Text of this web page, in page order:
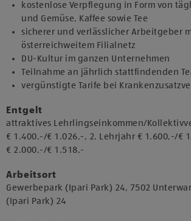
kostenlose Verpflegung in Form von
und Gemüse, Kaffee sowie Tee
sicherer und verlässlicher Arbeitgeber
österreichweitem Filialnetz
DU-Kultur im ganzen Unternehmen
Teilnahme an jährlich stattfindenden
vergünstigte Tarife bei
Entgelt
attraktives Lehrlingseinkommen/
€ 1.400,-/€ 1.026,-, 2. Lehrjahr € 1.600,-/€
€ 2.000,-/€ 1.518,-
Arbeitsort
​Gewerbepark (Ipari Park) 24, 7502
(Ipari Park) 24​​